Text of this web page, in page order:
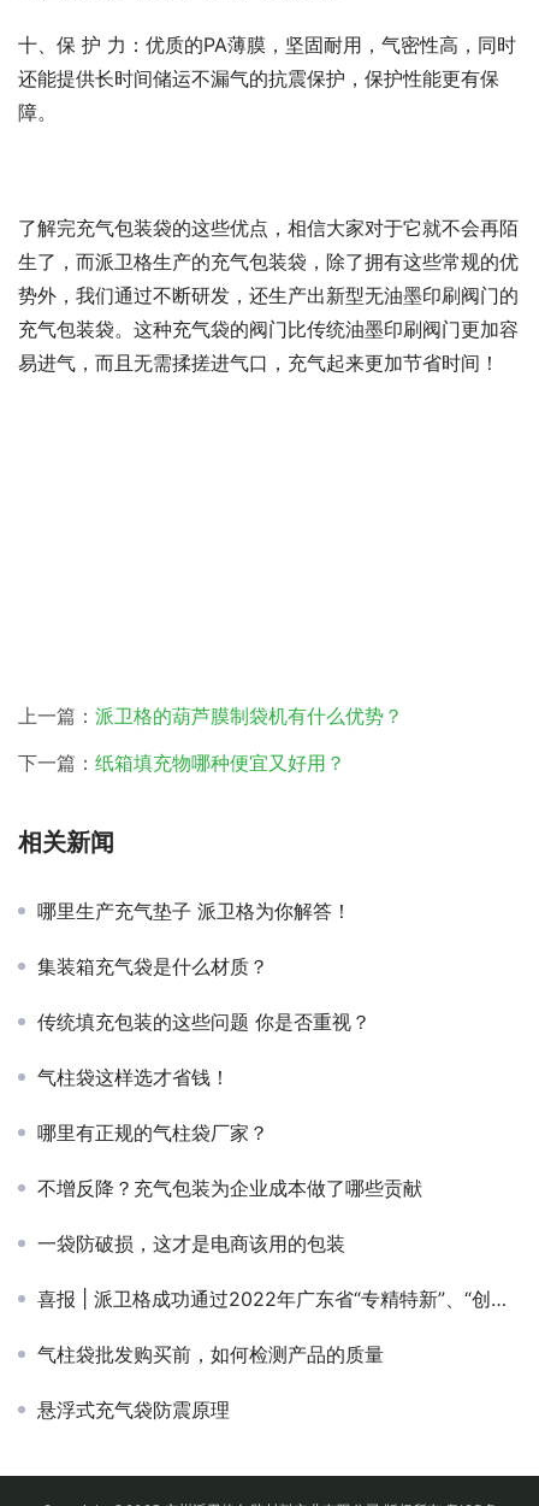
十、保 护 力：优质的PA薄膜，坚固耐用，气密性高，同时
还能提供长时间储运不漏气的抗震保护，保护性能更有保
障。
了解完充气包装袋的这些优点，相信大家对于它就不会再陌
生了，而派卫格生产的充气包装袋，除了拥有这些常规的优
势外，我们通过不断研发，还生产出新型无油墨印刷阀门的
充气包装袋。这种充气袋的阀门比传统油墨印刷阀门更加容
易进气，而且无需揉搓进气口，充气起来更加节省时间！
上一篇： 派卫格的葫芦膜制袋机有什么优势？
下一篇： 纸箱填充物哪种便宜又好用？
相关新闻
哪里生产充气垫子 派卫格为你解答！
集装箱充气袋是什么材质？
传统填充包装的这些问题 你是否重视？
气柱袋这样选才省钱！
哪里有正规的气柱袋厂家？
不增反降？充气包装为企业成本做了哪些贡献
一袋防破损，这才是电商该用的包装
喜报 | 派卫格成功通过2022年广东省“专精特新”、“创新型”企业认定！
气柱袋批发购买前，如何检测产品的质量
悬浮式充气袋防震原理